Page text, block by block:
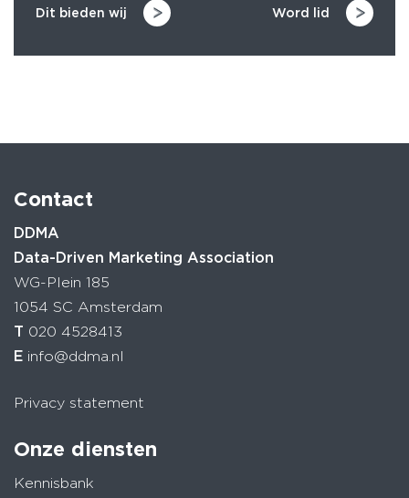
Dit bieden wij Word lid
Contact
DDMA
Data-Driven Marketing Association
WG-Plein 185
1054 SC Amsterdam
T 020 4528413
E info@ddma.nl
Privacy statement
Onze diensten
Kennisbank